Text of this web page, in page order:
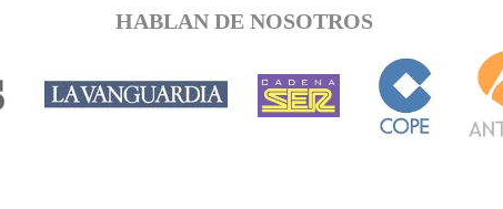
HABLAN DE NOSOTROS